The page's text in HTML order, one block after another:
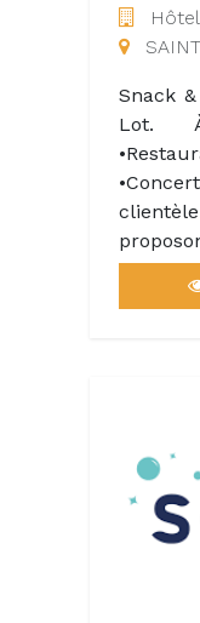
Une
terroir
Snack
Lot. À
tacos,